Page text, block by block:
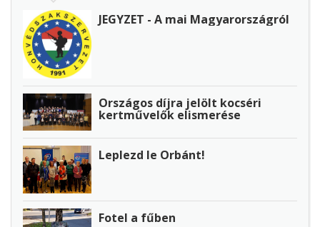
JEGYZET - A mai Magyarországról
Országos díjra jelölt kocséri
kertművelők elismerése
Leplezd le Orbánt!
Fotel a fűben